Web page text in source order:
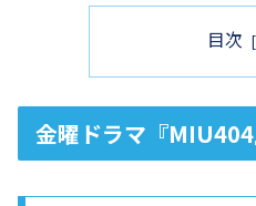
目次
金曜ドラマ『